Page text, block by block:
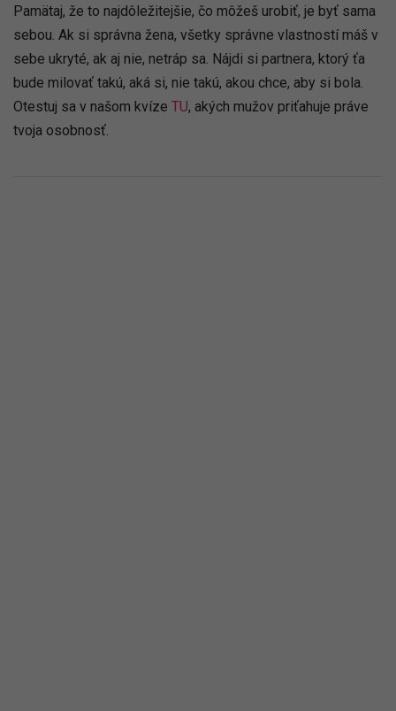
Pamätaj, že to najdôležitejšie, čo môžeš urobiť, je byť sama
sebou. Ak si správna žena, všetky správne vlastností máš v
sebe ukryté, ak aj nie, netráp sa. Nájdi si partnera, ktorý ťa
bude milovať takú, aká si, nie takú, akou chce, aby si bola.
Otestuj sa v našom kvíze TU, akých mužov priťahuje práve
tvoja osobnosť.